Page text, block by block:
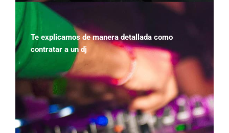
Te explicamos de manera detallada como
contratar a un dj